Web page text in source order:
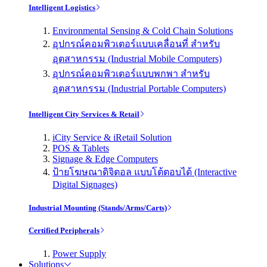
Intelligent Logistics
Environmental Sensing & Cold Chain Solutions
อุปกรณ์คอมพิวเตอร์แบบเคลื่อนที่ สำหรับ
อุตสาหกรรม (Industrial Mobile Computers)
อุปกรณ์คอมพิวเตอร์แบบพกพา สำหรับ
อุตสาหกรรม (Industrial Portable Computers)
Intelligent City Services & Retail
iCity Service & iRetail Solution
POS & Tablets
Signage & Edge Computers
ป้ายโฆษณาดิจิตอล แบบโต้ตอบได้ (Interactive
Digital Signages)
Industrial Mounting (Stands/Arms/Carts)
Certified Peripherals
Power Supply
Solutions